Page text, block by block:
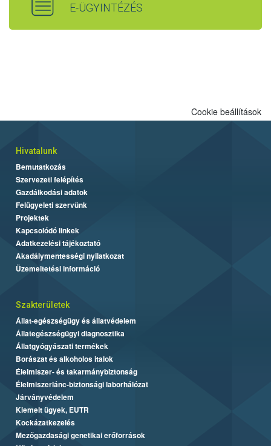
E-ÜGYINTÉZÉS
Cookie beállítások
Hivatalunk
Bemutatkozás
Szervezeti felépítés
Gazdálkodási adatok
Felügyeleti szervünk
Projektek
Kapcsolódó linkek
Adatkezelési tájékoztató
Akadálymentességi nyilatkozat
Üzemeltetési információ
Szakterületek
Állat-egészségügy és állatvédelem
Állategészségügyi diagnosztika
Állatgyógyászati termékek
Borászat és alkoholos italok
Élelmiszer- és takarmánybiztonság
Élelmiszerlánc-biztonsági laborhálózat
Járványvédelem
Kiemelt ügyek, EUTR
Kockázatkezelés
Mezőgazdasági genetikai erőforrások